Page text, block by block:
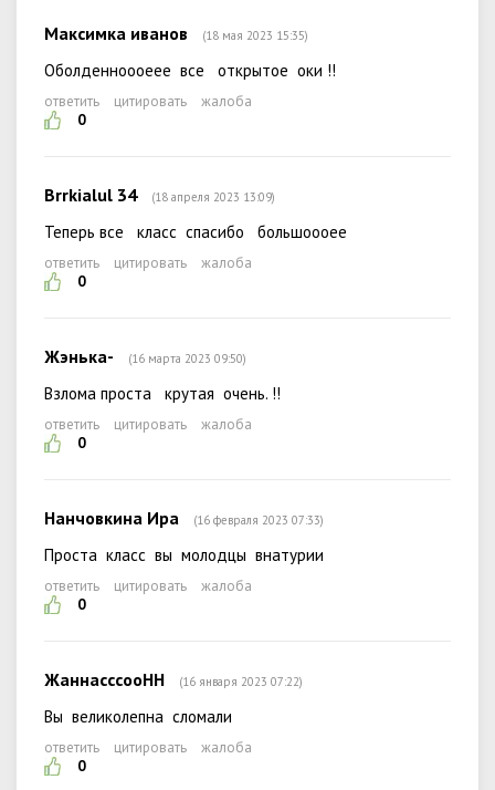
Максимка иванов (18 мая 2023 15:35)
Оболденноооеее все открытое оки !!
ответить цитировать
жалоба
0
Brrkialul 34 (18 апреля 2023 13:09)
Теперь все класс спасибо большоооее
ответить цитировать
жалоба
0
Жэнька- (16 марта 2023 09:50)
Взлома проста крутая очень. !!
ответить цитировать
жалоба
0
Нанчовкина Ира (16 февраля 2023 07:33)
Проста класс вы молодцы внатурии
ответить цитировать
жалоба
0
ЖаннасссооНН (16 января 2023 07:22)
Вы великолепна сломали
ответить цитировать
жалоба
0